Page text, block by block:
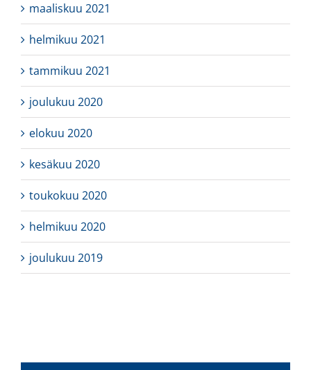
maaliskuu 2021
helmikuu 2021
tammikuu 2021
joulukuu 2020
elokuu 2020
kesäkuu 2020
toukokuu 2020
helmikuu 2020
joulukuu 2019